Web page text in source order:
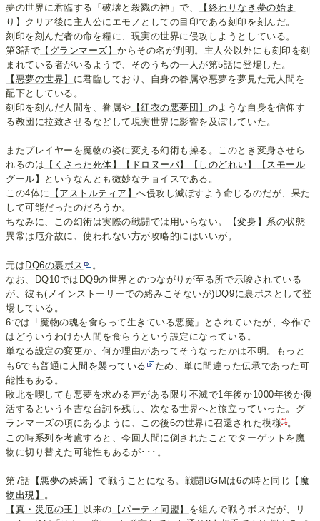
夢の世界に君臨する「破壊と殺戮の神」で、
【終わりなき夢の始ま
り】 クリア後に主人公にエモノとしての目印である刻印を刻んだ。
刻印を刻んだ者の命を糧に、現実の世界に侵攻しようとしている。
第3話で 【グランマーズ】からその名が判明。主人公以外にも刻印を刻
まれている者がいるようで、 そのうちの一人が第5話に登場した。
【悪夢の世界】 に君臨しており、自身の眷属や悪夢を夢見た元人間を
配下としている。
刻印を刻んだ人間を、眷属や 【紅衣の悪夢団】 のような自身を信仰す
る教団に拉致させるなどして現実世界に影響を及ぼしていた。
またプレイヤーを魔物の姿に変える幻術も操る。このとき変身させら
れるのは 【くさった死体】 【ドロヌーバ】 【しのどれい】
【スモール
グール】
というなんとも微妙なチョイスである。
この4体に
【アストルティア】へ侵攻し滅ぼすよう命じるのだが、果た
して可能だったのだろうか。
ちなみに、この幻術は実際の戦闘では用いらない。
【変身】 系の状態
異常は厄介故に、使われない方が攻略的にはいいが。
元は DQ6の裏ボス
。
なお、DQ10ではDQ9の世界とのつながりが至る所で示唆されている
が、彼も(メインストーリーでの絡みこそないが)DQ9に裏ボスとして登
場している。
6では「魔物の魂を食らって生きている悪魔」とされていたが、今作で
はどういうわけか人間を食らうという設定になっている。
単なる設定の変更か、何か理由があってそうなったかは不明。もっと
も6でも普通に 人間を襲っている
ため、単に間違った伝承であった可
能性もある。
敗北を喫しても悪夢を求める声がある限り不滅で1年後か1000年後か復
活するという不吉な台詞を残し、次なる世界へと旅立っていった。グ
ランマーズの項にあるように、この後6の世界に召還された模様*1。
この時系列を考慮すると、今回人間に倒されたことでターゲットを魔
物に切り替えた可能性もあるが･･･。
第7話 【悪夢の終焉】で戦うことになる。戦闘BGMは6の時と同じ
【魔
物出現】
。
【真・災厄の王】 以来の 【パーティ同盟】 を組んで戦うボスだが、リ